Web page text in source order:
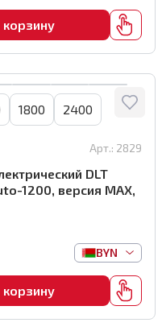
корзину
1800 2400
Арт.: 2829
DLT
1200, версия MAX,
BYN
корзину